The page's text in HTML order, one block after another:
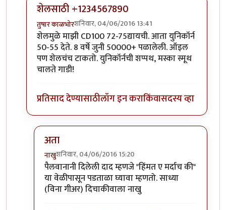
शेलसाठी +1234567890
तुषार काळभोरशनिवार, 04/06/2016 13:41
In reply toह्याबाबतीत काही कल्पना नै.byप्रचेतस
शेलमुळे माझी CD100 72-75द्यायची. आता युनिकॉर्न
50-55 देते. 8 वर्षे जुनी 50000+ पळालेली. ऑइल
पण शेलचंच टाकतो. युनिकॉर्नची शप्पथ, मस्का स्मूथ
चालते गाडी!
प्रतिसाद देण्यासाठीलॉग इन कराकिंवासदस्य व्हा
अता
नाखुशनिवार, 04/06/2016 15:20
In reply toशेलसाठी +1234567890byतुषार काळभोर
पैलवानानी दिलेली दाद म्हणजे "हिंमत ए मर्दाच की"
या वेळीपासून पडताळा घ्यावा म्हणतो. साध्या
(विना गीअर) दिचाकीवाला नाखु